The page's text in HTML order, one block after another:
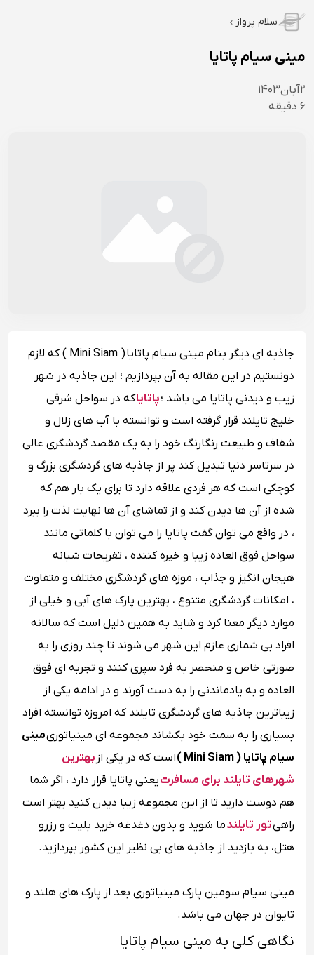
سلام پرواز
مینی سیام پاتایا
۲آبان۱۴۰۳
6 دقیقه
جاذبه ای دیگر بنام مینی سیام پاتایا ( Mini Siam ) که لازم
دونستیم در این مقاله به آن بپردازیم ؛ این جاذبه در شهر
زیب و دیدنی پاتایا می باشد ؛پاتایاکه در سواحل شرقی
خلیج تایلند قرار گرفته است و توانسته با آب های زلال و
شفاف و طبیعت رنگارنگ خود را به یک مقصد گردشگری عالی
در سرتاسر دنیا تبدیل کند پر از جاذبه های گردشگری بزرگ و
کوچکی است که هر فردی علاقه دارد تا برای یک بار هم که
شده از آن ها دیدن کند و از تماشای آن ها نهایت لذت را ببرد
، در واقع می توان گفت پاتایا را می توان با کلماتی مانند
سواحل فوق العاده زیبا و خیره کننده ، تفریحات شبانه
هیجان انگیز و جذاب ، موزه های گردشگری مختلف و متفاوت
، امکانات گردشگری متنوع ، بهترین پارک های آبی و خیلی از
موارد دیگر معنا کرد و شاید به همین دلیل است که سالانه
افراد بی شماری عازم این شهر می شوند تا چند روزی را به
صورتی خاص و منحصر به فرد سپری کنند و تجربه ای فوق
العاده و به یادماندنی را به دست آورند و در ادامه یکی از
زیباترین جاذبه های گردشگری تایلند که امروزه توانسته افراد
بسیاری را به سمت خود بکشاند مجموعه ای مینیاتوریمینی
سیام پاتایا ( Mini Siam )
است که در یکی از بهترین
شهرهای تایلند برای مسافرتیعنی پاتایا قرار دارد ، اگر شما
هم دوست دارید تا از این مجموعه زیبا دیدن کنید بهتر است
راهیتور تایلندما شوید و بدون دغدغه خرید بلیت و رزرو
هتل، به بازدید از جاذبه های بی نظیر این کشور بپردازید.
مینی سیام سومین پارک مینیاتوری بعد از پارک های هلند و
تایوان در جهان می باشد.
نگاهی کلی به مینی سیام پاتایا